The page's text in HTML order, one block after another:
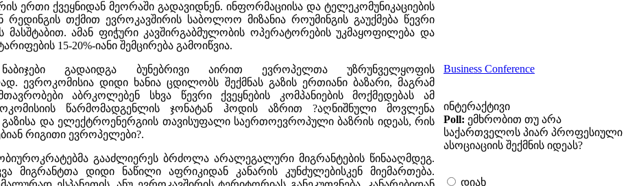
ერთი ქვეყნიდან მეორაში გადავიდნენ. ინფორმაციისა და ტელეკომუნიკაციების
რედინგის თქმით ევროკავშირის საბოლოო მიზანია როუმინგის გაუქმება წევრი
მასშტაბით. ამან ფიჭური კავშირგაბმულობის ოპერატორების უკმაყოფილება და
15-20%-იანი შემცირება გამოიწვია.
გადაიდგა ბუნებრივი აირით ევროპელთა უზრუნველყოფის
ევროკომისია დიდი ხანია ცდილობს შექმნას გაზის ერთიანი ბაზარი, მაგრამ
აბრკოლებენ სხვა წევრი ქვეყნების კომპანიების მოქმედებას ამ
წარმომადგენლის ჯონატან ჰოდის აზრით ?აღნიშნული მოვლენა
გაზისა და ელექტროენერგიის თავისუფალი საერთოევროპული ბაზრის იდეას, რის
რიგითი ევროპელები?.
გააძლიერეს ბრძოლა არალეგალური მიგრანტების წინააღმდეგ.
მიგრანტთა დიდი ნაწილი აფრიკიდან კანარის კუნძულებისკენ მიემართება.
Business Conference
ინტერაქტივი
Poll: ემხრობით თუ არა
საქართველოს პიარ პროფესიული
ასოციაციის შექმნის იდეას?
დიახ